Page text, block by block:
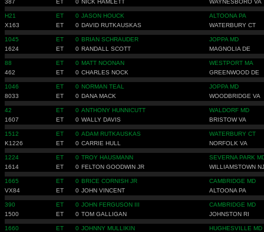
387
ET 0 NICK HAMLETT WAYNESBORO VA
H21 ET 0 JASON HOUCK
ALTOONA PA
X163
ET 0 DAVID RUTKAUSKAS WATERBURY CT
1045 ET 0 BRIAN SCHRAUDER
JOPPA MD
1624
ET 0 RANDALL SCOTT MAGNOLIA DE
88 ET 0 MATT NOONAN
WESTPORT MA
462
ET 0 CHARLES NOCK GREENWOOD DE
1046 ET 0 NORMAN TEAL
JOPPA MD
8033
ET 0 DANA MACK WOODBRIDGE VA
42 ET 0 ANTHONY HUNNICUTT
WALDORF MD
1607
ET 0 WALLY DAVIS BRISTOW VA
1512 ET 0 ADAM RUTKAUSKAS
WATERBURY CT
K1226
ET 0 CARRIE HULL NORFOLK VA
1224 ET 0 TROY HAUSMANN
SEVERNA PARK
1614
ET 0 FELTON GOODWIN JR WILLIAMSTOWN NJ
1665 ET 0 BRICE CORNISH JR
CAMBRIDGE MD
VX84
ET 0 JOHN VINCENT ALTOONA PA
390 ET 0 JOHN FERGUSON III
CAMBRIDGE MD
1500
ET 0 TOM GALLIGAN JOHNSTON RI
1660 ET 0 JOHNNY MULLIKIN
HUGHESVILLE MD